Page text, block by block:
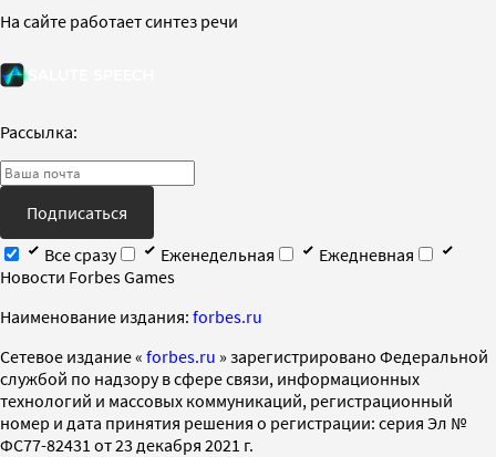
На сайте работает синтез речи
Рассылка:
Подписаться
Все сразу
Еженедельная
Ежедневная
Новости Forbes Games
Наименование издания: forbes.ru
Cетевое издание « forbes.ru » зарегистрировано Федеральной
службой по надзору в сфере связи, информационных
технологий и массовых коммуникаций, регистрационный
номер и дата принятия решения о регистрации: серия Эл №
ФС77-82431 от 23 декабря 2021 г.